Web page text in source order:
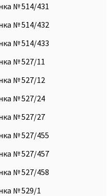
№ 514/431
№ 514/432
№ 514/433
№ 527/11
№ 527/12
№ 527/24
№ 527/27
№ 527/455
№ 527/457
№ 527/458
№ 529/1